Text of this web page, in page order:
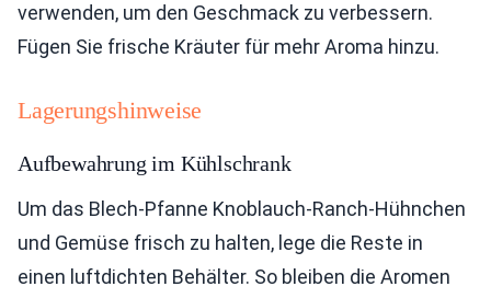
verwenden, um den Geschmack zu verbessern.
Fügen Sie frische Kräuter für mehr Aroma hinzu.
Lagerungshinweise
Aufbewahrung im Kühlschrank
Um das Blech-Pfanne Knoblauch-Ranch-Hühnchen
und Gemüse frisch zu halten, lege die Reste in
einen luftdichten Behälter. So bleiben die Aromen